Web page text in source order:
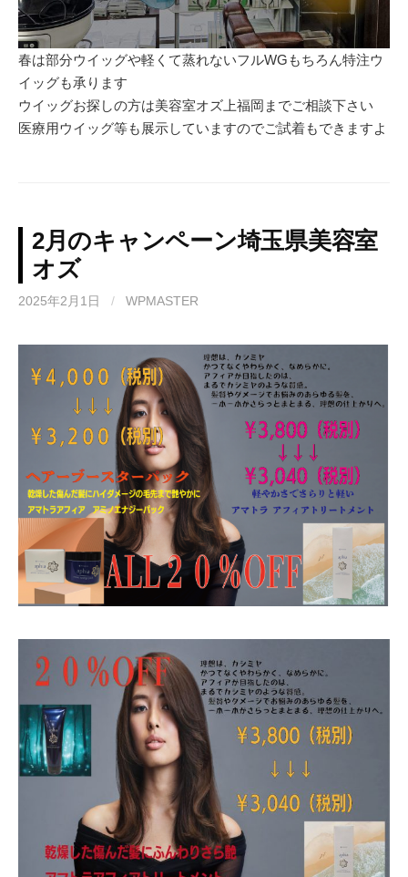
春は部分ウイッグや軽くて蒸れないフルWGもちろん特注ウ
イッグも承ります
ウイッグお探しの方は美容室オズ上福岡までご相談下さい
医療用ウイッグ等も展示していますのでご試着もできますよ
2月のキャンペーン埼玉県美容室
オズ
2025年2月1日 / WPMASTER